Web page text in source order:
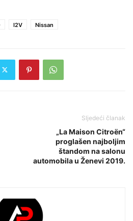
I2V Nissan
Sljedeći članak
„La Maison Citroën“
proglašen najboljim
štandom na salonu
automobila u Ženevi 2019.